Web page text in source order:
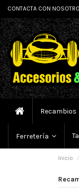
CONTACTA CON
Recambios
Ferretería
Inicio